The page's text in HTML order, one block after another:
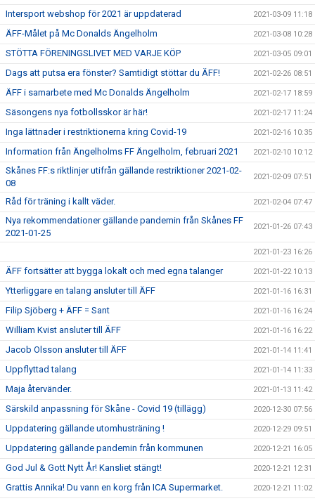
Intersport webshop för 2021 är uppdaterad 2021-03-09 11:18
ÄFF-Målet på Mc Donalds Ängelholm 2021-03-08 10:28
STÖTTA FÖRENINGSLIVET MED VARJE KÖP 2021-03-05 09:01
Dags att putsa era fönster? Samtidigt stöttar du ÄFF! 2021-02-26 08:51
ÄFF i samarbete med Mc Donalds Ängelholm 2021-02-17 18:59
Säsongens nya fotbollsskor är här! 2021-02-17 11:24
Inga lättnader i restriktionerna kring Covid-19 2021-02-16 10:35
Information från Ängelholms FF Ängelholm, februari 2021 2021-02-10 10:12
Skånes FF:s riktlinjer utifrån gällande restriktioner 2021-02-
08
2021-02-09 07:51
Råd för träning i kallt väder. 2021-02-04 07:47
Nya rekommendationer gällande pandemin från Skånes FF
2021-01-25
2021-01-26 07:43
2021-01-23 16:26
ÄFF fortsätter att bygga lokalt och med egna talanger 2021-01-22 10:13
Ytterliggare en talang ansluter till ÄFF 2021-01-16 16:31
Filip Sjöberg + ÄFF = Sant 2021-01-16 16:24
William Kvist ansluter till ÄFF 2021-01-16 16:22
Jacob Olsson ansluter till ÄFF 2021-01-14 11:41
Uppflyttad talang 2021-01-14 11:33
Maja återvänder. 2021-01-13 11:42
Särskild anpassning för Skåne - Covid 19 (tillägg) 2020-12-30 07:56
Uppdatering gällande utomhusträning ! 2020-12-29 09:51
Uppdatering gällande pandemin från kommunen 2020-12-21 16:05
God Jul & Gott Nytt År! Kansliet stängt! 2020-12-21 12:31
Grattis Annika! Du vann en korg från ICA Supermarket. 2020-12-21 11:02